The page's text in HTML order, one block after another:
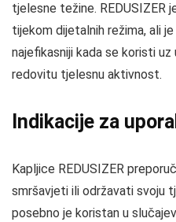
tjelesne težine. REDUSIZER
tijekom dijetalnih režima, ali
najefikasniji kada se koristi
redovitu tjelesnu aktivnost.
Indikacije za
Kapljice REDUSIZER
smršavjeti ili održavati svoju
posebno je koristan u